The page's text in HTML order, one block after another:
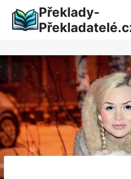
obsah
Překlady-